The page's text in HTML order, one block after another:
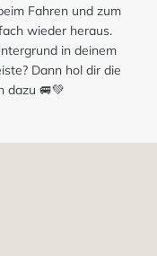
Fahren und zum
wieder heraus.
in deinem
Dann hol dir die
dazu 🚐💚